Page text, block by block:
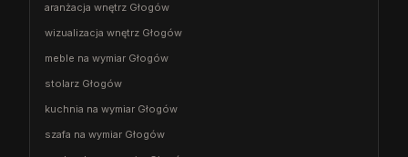
aranżacja wnętrz Głogów
wizualizacja wnętrz Głogów
meble na wymiar Głogów
stolarz Głogów
kuchnia na wymiar Głogów
szafa na wymiar Głogów